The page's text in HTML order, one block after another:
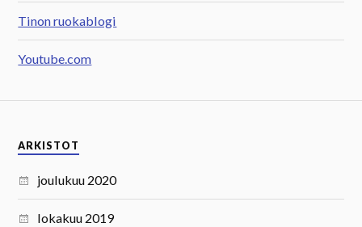
Tinon ruokablogi
Youtube.com
ARKISTOT
joulukuu 2020
lokakuu 2019